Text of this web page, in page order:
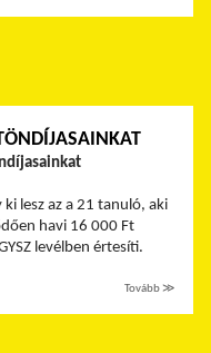
lesz az a 21 tanuló, aki
havi 16 000 Ft
levélben értesíti.
Tovább ≫